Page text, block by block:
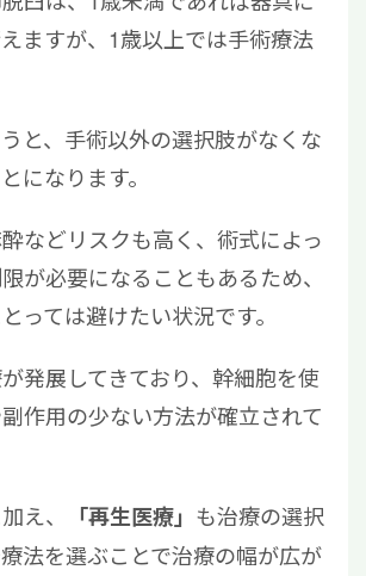
ますが、1歳以上では手術療法
と、手術以外の選択肢がなくな
になります。
などリスクも高く、術式によっ
が必要になることもあるため、
っては避けたい状況です。
発展してきており、幹細胞を使
作用の少ない方法が確立されて
え、
「再生医療」 も治療の選択
法を選ぶことで治療の幅が広が